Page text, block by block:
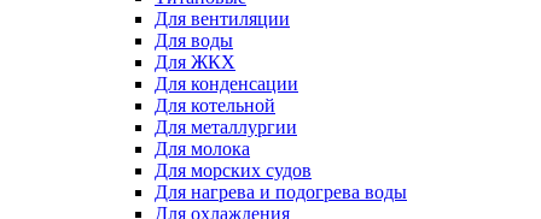
Для вентиляции
Для воды
Для ЖКХ
Для конденсации
Для котельной
Для металлургии
Для молока
Для морских судов
Для нагрева и подогрева воды
Для охлаждения